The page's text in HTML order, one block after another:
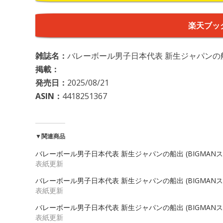
楽天ブッ
雑誌名： バレーボール男子日本代表 新生ジャパン
掲載：
発売日： 2025/08/21
ASIN： 4418251367
▼関連商品
バレーボール男子日本代表 新生ジャパンの船出 (BIGMAN
表紙更新
バレーボール男子日本代表 新生ジャパンの船出 (BIGMAN
表紙更新
バレーボール男子日本代表 新生ジャパンの船出 (BIGMAN
表紙更新